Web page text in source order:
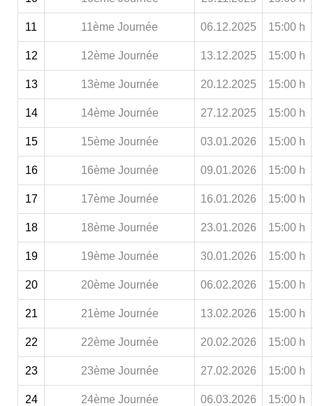
11 11ème Journée 06.12.2025 15:00 h
12 12ème Journée 13.12.2025 15:00 h
13 13ème Journée 20.12.2025 15:00 h
14 14ème Journée 27.12.2025 15:00 h
15 15ème Journée 03.01.2026 15:00 h
16 16ème Journée 09.01.2026 15:00 h
17 17ème Journée 16.01.2026 15:00 h
18 18ème Journée 23.01.2026 15:00 h
19 19ème Journée 30.01.2026 15:00 h
20 20ème Journée 06.02.2026 15:00 h
21 21ème Journée 13.02.2026 15:00 h
22 22ème Journée 20.02.2026 15:00 h
23 23ème Journée 27.02.2026 15:00 h
24 24ème Journée 06.03.2026 15:00 h